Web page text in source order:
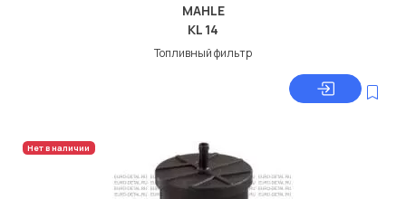
MAHLE
KL 14
Топливный фильтр
Нет в наличии